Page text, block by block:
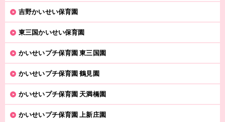
吉野かいせい保育園
東三国かいせい保育園
かいせいプチ保育園 東三国園
かいせいプチ保育園 鶴見園
かいせいプチ保育園 天満橋園
かいせいプチ保育園 上新庄園